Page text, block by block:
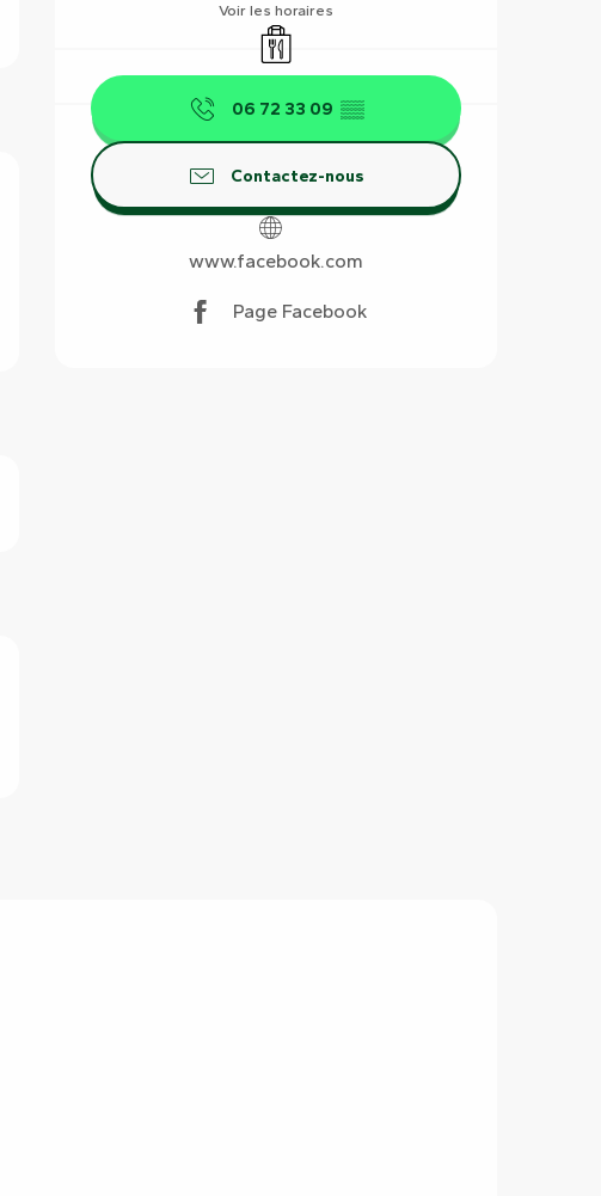
Voir les horaires
Vente à emporter
06 72 33 09 ▒▒
Contactez-nous
www.facebook.com
Page Facebook